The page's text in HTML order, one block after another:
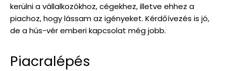
kerülni a vállalkozókhoz, cégekhez, illetve ehhez a
piachoz, hogy lássam az igényeket. Kérdőívezés is jó,
de a hús-vér emberi kapcsolat még jobb.
Piacralépés